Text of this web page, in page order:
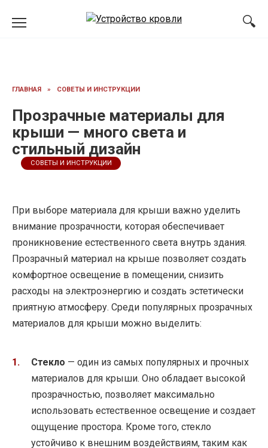
ГЛАВНАЯ » СОВЕТЫ И ИНСТРУКЦИИ
Прозрачные материалы для
крыши — много света и
стильный дизайн
СОВЕТЫ И ИНСТРУКЦИИ
При выборе материала для крыши важно уделить
внимание прозрачности, которая обеспечивает
проникновение естественного света внутрь здания.
Прозрачный материал на крыше позволяет создать
комфортное освещение в помещении, снизить
расходы на электроэнергию и создать эстетически
приятную атмосферу. Среди популярных прозрачных
материалов для крыши можно выделить:
Стекло — один из самых популярных и прочных
материалов для крыши. Оно обладает высокой
прозрачностью, позволяет максимально
использовать естественное освещение и создает
ощущение простора. Кроме того, стекло
устойчиво к внешним воздействиям, таким как